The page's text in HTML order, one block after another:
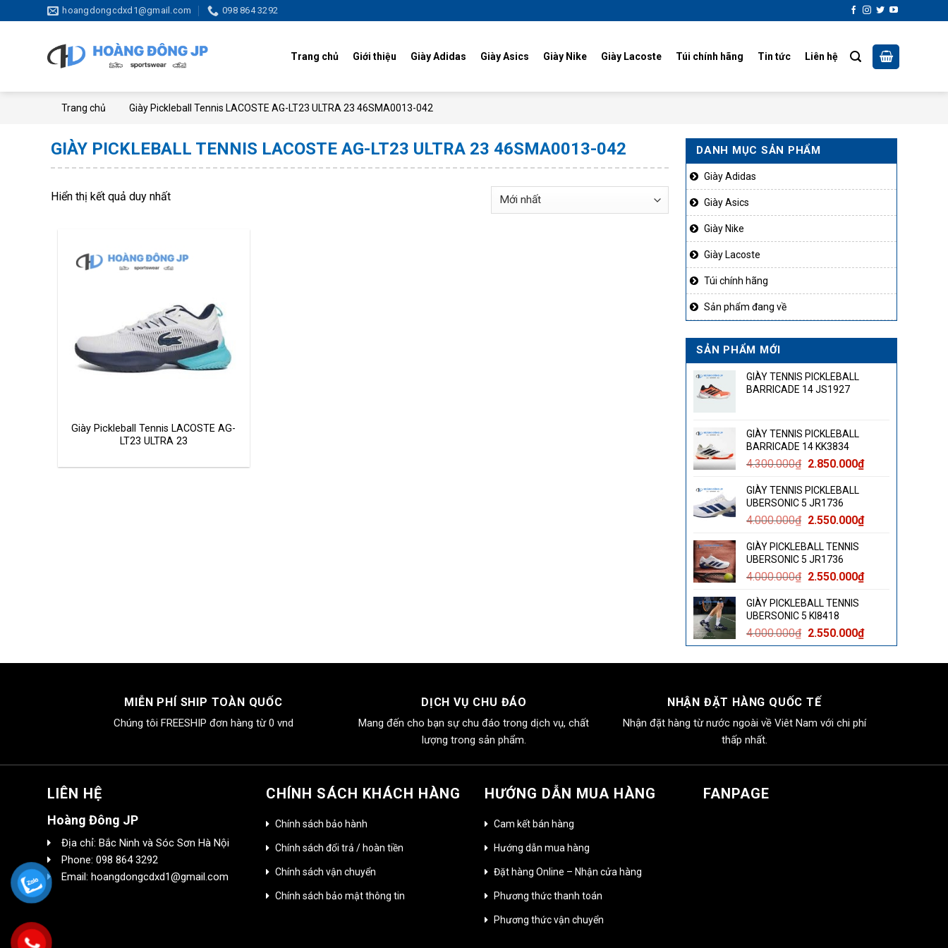
to
hoangdongcdxd1@gmail.com 098 864 3292
Trang chủ Giới thiệu Giày Adidas Giày Asics Giày Nike Giày Lacoste Túi chính hãng Tin tức Liên hệ
Trang chủ Giày Pickleball Tennis LACOSTE AG-LT23 ULTRA 23 46SMA0013-042
GIÀY PICKLEBALL TENNIS LACOSTE AG-LT23 ULTRA 23 46SMA0013-042
Hiển thị kết quả duy nhất
Giày Pickleball Tennis LACOSTE AG-
LT23 ULTRA 23
DANH MỤC SẢN PHẨM
Giày Adidas
Giày Asics
Giày Nike
Giày Lacoste
Túi chính hãng
Sản phẩm đang về
SẢN PHẨM MỚI
GIÀY TENNIS PICKLEBALL
BARRICADE 14 JS1927
GIÀY TENNIS PICKLEBALL
BARRICADE 14 KK3834
4.300.000₫ Giá
là:
4.300.000₫.
2.850.000₫Giá
2.850.000₫.
GIÀY TENNIS PICKLEBALL
UBERSONIC 5 JR1736
4.000.000₫ Giá
là:
4.000.000₫.
2.550.000₫Giá
2.550.000₫.
GIÀY PICKLEBALL TENNIS
UBERSONIC 5 JR1736
4.000.000₫ Giá
là:
4.000.000₫.
2.550.000₫Giá
2.550.000₫.
GIÀY PICKLEBALL TENNIS
UBERSONIC 5 KI8418
4.000.000₫ Giá
gốc
là:
2.550.000₫Giá
hiện
tại
MIỄN PHÍ SHIP TOÀN QUỐC
Chúng tôi FREESHIP đơn hàng từ 0 vnd
DỊCH VỤ CHU ĐÁO
Mang đến cho bạn sự chu đáo trong dịch vụ, chất
lượng trong sản phẩm.
NHẬN ĐẶT HÀNG QUỐC TẾ
Nhận đặt hàng từ nước ngoài về Viêt Nam với chi phí
thấp nhất.
LIÊN HỆ
Hoàng Đông JP
Địa chỉ: Bắc Ninh và Sóc Sơn Hà Nội
Phone: 098 864 3292
Email: hoangdongcdxd1@gmail.com
CHÍNH SÁCH KHÁCH HÀNG
Chính sách bảo hành
Chính sách đổi trả / hoàn tiền
Chính sách vận chuyển
Chính sách bảo mật thông tin
HƯỚNG DẪN MUA HÀNG
Cam kết bán hàng
Hướng dẫn mua hàng
Đặt hàng Online – Nhận cửa hàng
Phương thức thanh toán
Phương thức vận chuyển
FANPAGE